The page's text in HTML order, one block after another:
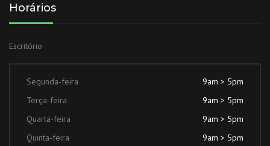
Horários
Escritório
Segunda-feira
9am > 5pm
Terça-feira
9am > 5pm
Quarta-feira
9am > 5pm
Quinta-feira
9am > 5pm